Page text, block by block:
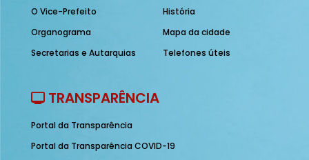
O Vice-Prefeito
Organograma
Secretarias e Autarquias
História
Mapa da cidade
Telefones úteis
TRANSPARÊNCIA
Portal da Transparência
Portal da Transparência COVID-19